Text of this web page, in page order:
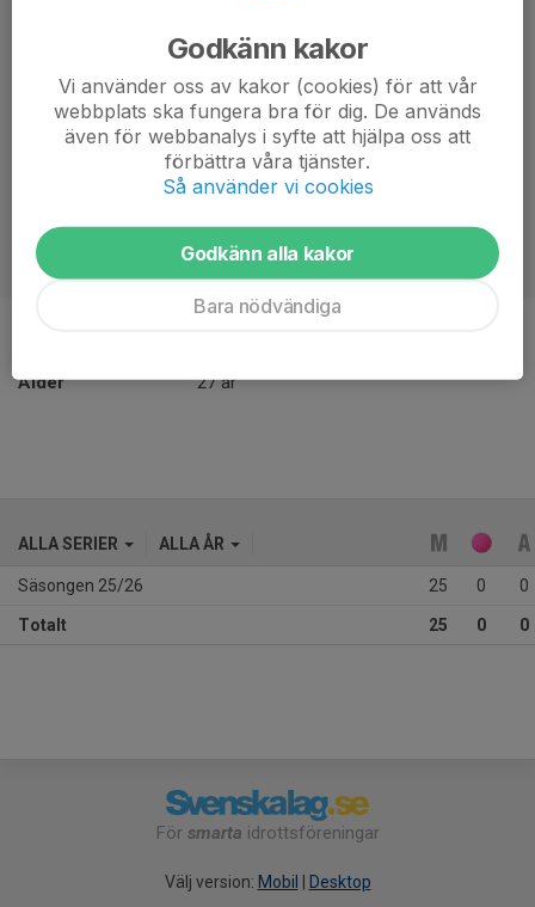
Ålder
27 år
ALLA SERIER ALLA ÅR
Säsongen 25/26 25 0 0
Totalt 25 0 0
För smarta idrottsföreningar
Välj version: Mobil Desktop
Godkänn kakor
Vi använder oss av kakor (cookies) för att vår
webbplats ska fungera bra för dig. De används
även för webbanalys i syfte att hjälpa oss att
förbättra våra tjänster.
Så använder vi cookies
Godkänn alla kakor
Bara nödvändiga